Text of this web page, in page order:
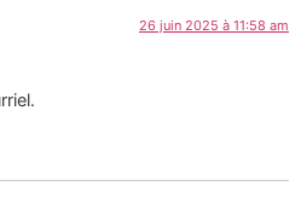
26 juin 2025 à 11:58 am